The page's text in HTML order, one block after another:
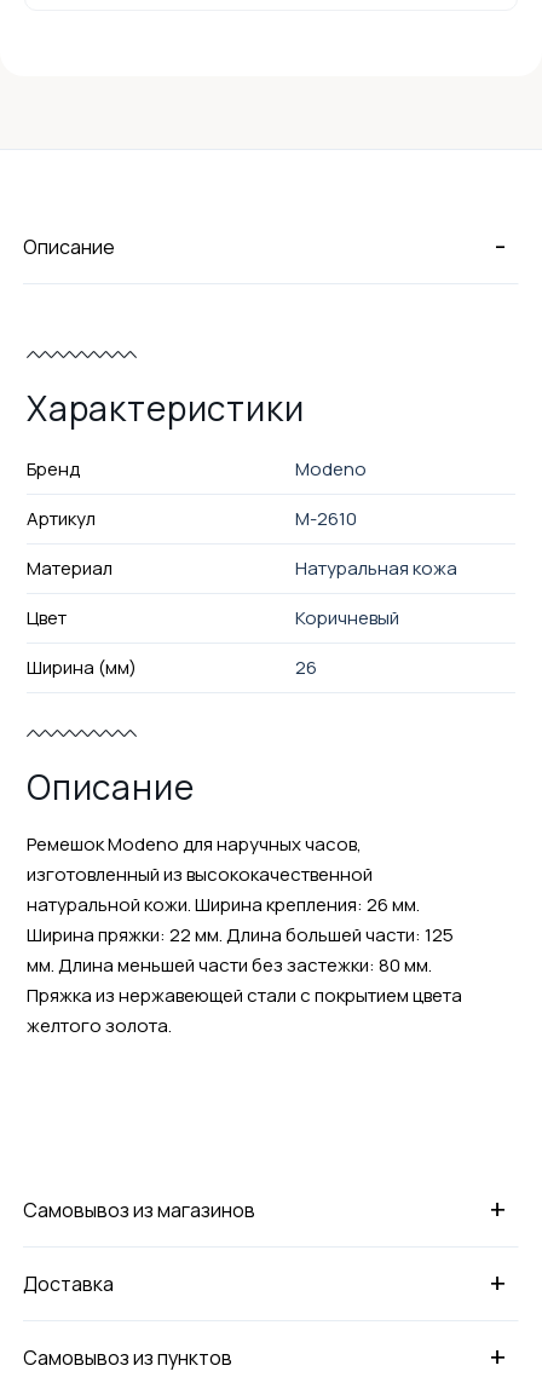
-
Описание
Характеристики
Бренд
Modeno
Артикул
M-2610
Материал
Натуральная кожа
Цвет
Коричневый
Ширина (мм)
26
Описание
Ремешок Modeno для наручных часов,
изготовленный из высококачественной
натуральной кожи. Ширина крепления: 26 мм.
Ширина пряжки: 22 мм. Длина большей части: 125
мм. Длина меньшей части без застежки: 80 мм.
Пряжка из нержавеющей стали с покрытием цвета
желтого золота.
+
Самовывоз из магазинов
+
Доставка
+
Самовывоз из пунктов